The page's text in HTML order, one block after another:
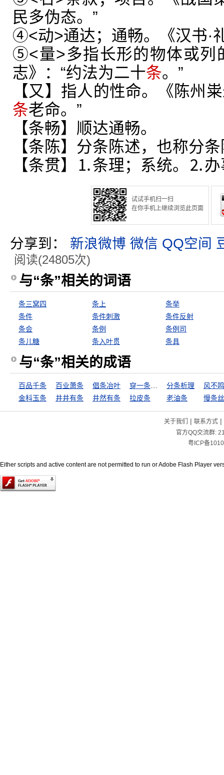
民多伪态。”
④<动>通达；通畅。《汉书·
⑤<量>多指长形的物体或列
志》：“约法为二十条。”
【又】指人的性命。《陈州
条老命。”
【条畅】顺达通畅。
【条陈】分条陈述，也称分
【条贯】⒈条理；系统。⒉
试试手机扫一扫
在你手机上继续浏览此页面
分享到： 新浪微博 微信 QQ空间
阅读(24805次)
与“条”相关的词语
条三窝四 条上
条举
条件
条件刺激
条件反射
条会
条例
条例司
条儿糖
条入叶贯 条具
与“条”相关的成语
百品千条 百业萧条 倡条冶叶 分条析理
风不
金科玉条
井井有条 井然有条 拉皮条 老油条 慢条
关于我们 | 联系方式|
官方QQ交流群:
粤ICP备
Either scripts and active content are not permitted to run or Adobe Flash Player